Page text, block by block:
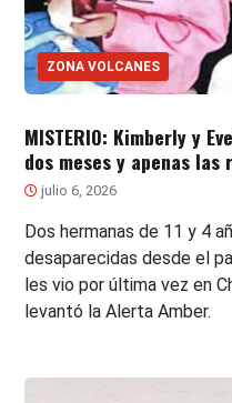
ZONA VOLCANES
MISTERIO: Kimberly y
dos meses y apenas las
julio 6, 2026
Dos hermanas de 11 y 4
desaparecidas desde el
les vio por última vez en
levantó la Alerta Amber.